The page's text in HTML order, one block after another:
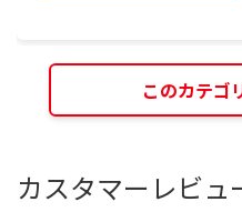
このカテゴ
カスタマーレビュ